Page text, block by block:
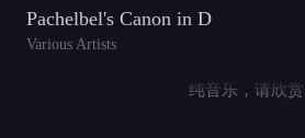
Pachelbel's Canon in D
Various Artists
纯音乐，请欣赏